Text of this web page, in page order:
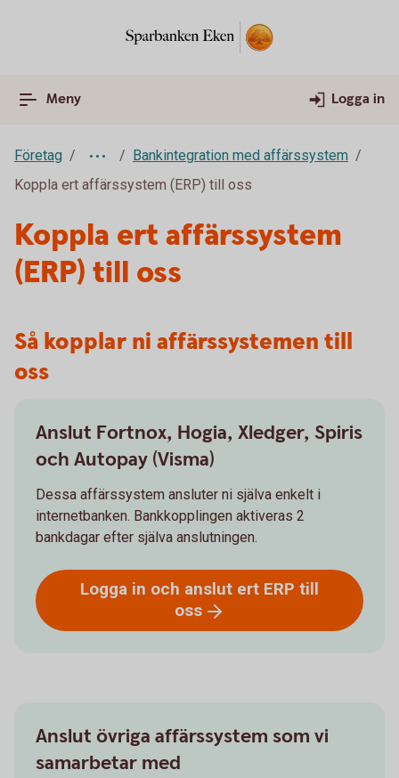
Meny Logga in
Företag
Bankintegration med affärssystem
Koppla ert affärssystem (ERP) till oss
Koppla ert affärssystem
(ERP) till oss
Så kopplar ni affärssystemen till
oss
Anslut Fortnox, Hogia, Xledger, Spiris
och Autopay (Visma)
Dessa affärssystem ansluter ni själva enkelt i
internetbanken. Bankkopplingen aktiveras 2
bankdagar efter själva anslutningen.
Logga in och anslut ert ERP till
oss
Anslut övriga affärssystem som vi
samarbetar med